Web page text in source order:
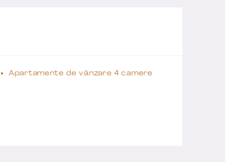
Apartamente de vânzare 4 camere